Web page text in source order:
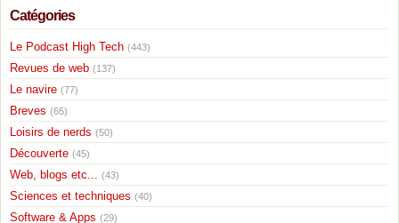
Catégories
Le Podcast High Tech (443)
Revues de web (137)
Le navire (77)
Breves (65)
Loisirs de nerds (50)
Découverte (45)
Web, blogs etc... (43)
Sciences et techniques (40)
Software & Apps (29)